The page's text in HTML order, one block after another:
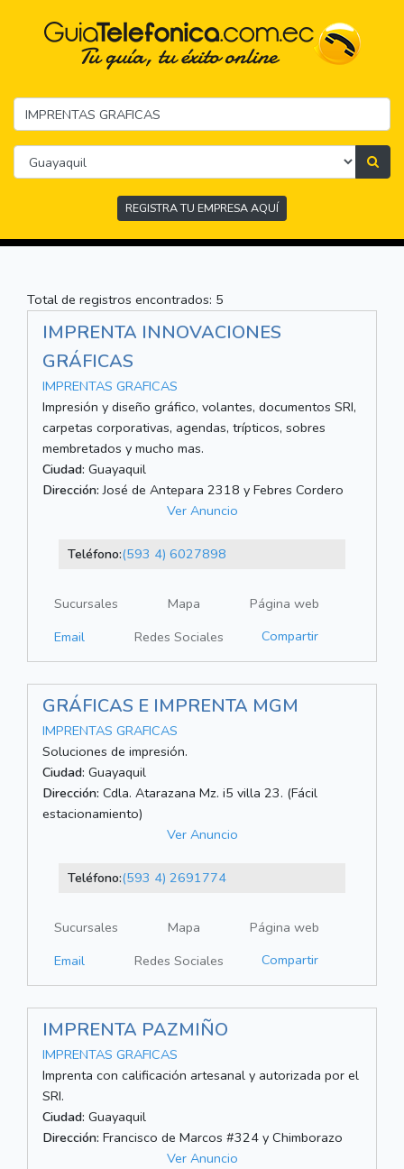
REGISTRA TU EMPRESA AQUÍ
Total de registros encontrados: 5
IMPRENTA INNOVACIONES
GRÁFICAS
IMPRENTAS GRAFICAS
Impresión y diseño gráfico, volantes, documentos SRI,
carpetas corporativas, agendas, trípticos, sobres
membretados y mucho mas.
Ciudad: Guayaquil
Dirección: José de Antepara 2318 y Febres Cordero
Ver Anuncio
Teléfono:(593 4) 6027898
Sucursales Mapa
Página web
Email
Redes Sociales Compartir
GRÁFICAS E IMPRENTA MGM
IMPRENTAS GRAFICAS
Soluciones de impresión.
Ciudad: Guayaquil
Dirección: Cdla. Atarazana Mz. i5 villa 23. (Fácil
estacionamiento)
Ver Anuncio
Teléfono:(593 4) 2691774
Sucursales Mapa
Página web
Email
Redes Sociales Compartir
IMPRENTA PAZMIÑO
IMPRENTAS GRAFICAS
Imprenta con calificación artesanal y autorizada por el
SRI.
Ciudad: Guayaquil
Dirección: Francisco de Marcos #324 y Chimborazo
Ver Anuncio